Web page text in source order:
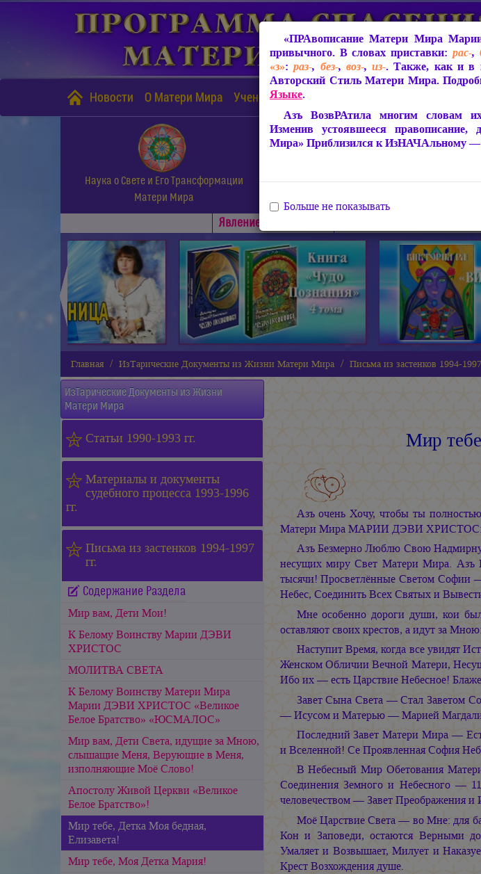
Новости О Матери Мира Учение Матери Мира
Наука о Свете и Его Трансформации
Матери Мира
СофиоЛогия Матери Мира
Явлениe Матери Мира
◄
Главная ИзТарические Документы из Жизни Матери Мира Письма из застенков 1994-
ИзТарические Документы из Жизни
Матери Мира
Статьи 1990-1993 гг.
Материалы и документы
судебного процесса 1993-1996
гг.
Письма из застенков 1994-1997
гг.
Содержание Раздела
Мир вам, Дети Мои!
К Белому Воинству Марии ДЭВИ
ХРИСТОС
МОЛИТВА СВЕТА
К Белому Воинству Матери Мира
Марии ДЭВИ ХРИСТОС «Великое
Белое Братство» «ЮСМАЛОС»
Мир вам, Дети Света, идущие за Мною,
слышащие Меня, Верующие в Меня,
изполняющие Моё Слово!
Апостолу Живой Церкви «Великое
Белое Братство»!
Мир тебе, Детка Моя бедная,
Елизавета!
Мир тебе, Моя Детка Мария!
Мир
Азъ очень Хочу, чтобы ты
Матери Мира МАРИИ ДЭВИ ХРИСТОС:
Азъ Безмерно Люблю Свою
несущих миру Свет Матери Мира. Азъ
тысячи! Просветлённые Светом Софии
Небес, Соединить Всех Святых и
Мне особенно дороги души, кои
оставляют своих крестов, а идут за
Наступит Время, когда все увидят
Женском Обличии Вечной Матери,
Ибо их — есть Царствие Небесное!
Завет Сына Света — Стал Заветом
— Исусом и Матерью — Марией
Последний Завет Матери Мира —
и Вселенной! Се Проявленная
В Небесный Мир Обетования
Соединения Земного и Небесного —
человечеством — Завет Преображения
Моё Царствие Света — во Мне: для
Кон и Заповеди, остаются Верными
Умаляет и Возвышает, Милует и
Крест Возхождения душе.
«ПРАвописание Матери Мира
привычного. В словах приставки: рас-,
«з»:раз-, без-, воз-,из-. Также, как и в
Авторский Стиль Матери Мира.
Языке.
Азъ ВозвРАтила многим словам
Изменив устоявшееся
Мира» Приблизился к ИзНАЧАльному —
Больше не показывать